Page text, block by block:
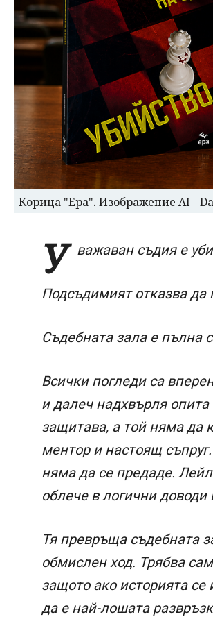
Корица "Ера". Изображение AI -
У важаван съдия е
Подсъдимият отказва да
Съдебната зала е пълна
Всички погледи са
и далеч надхвърля
защитава, а той няма да
ментор и настоящ
няма да се предаде.
облече в логични
Тя превръща съдебната
обмислен ход. Трябва
защото ако историята се
да е най-лошата